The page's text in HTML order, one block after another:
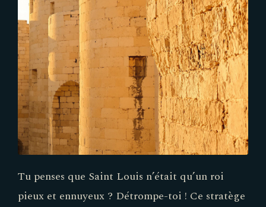
Tu penses que Saint Louis n’était qu’un roi
pieux et ennuyeux ? Détrompe-toi ! Ce stratège